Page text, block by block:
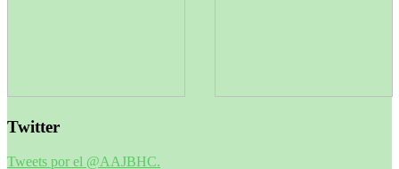
Twitter
Tweets por el @AAJBHC.